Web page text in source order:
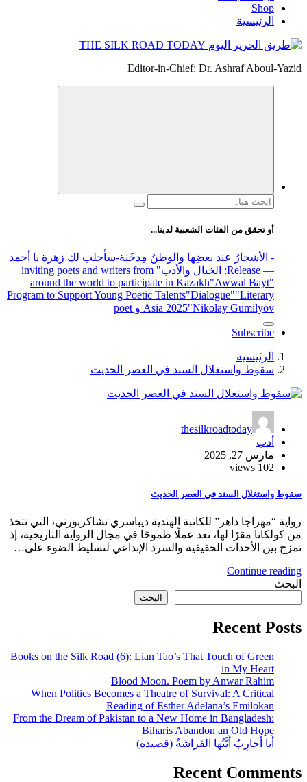
Shop
الرئيسية
Editor-in-Chief: Dr. Ashraf Aboul-Yazid
البحث
أو تحقق من الفئات الشعبية لدينا...
- الأشجارُ عند بعضِها والوطنُ مِدخَنة-سأجلب لك زهرة يا أحمد
— Release
: الخيال والأدب
" inviting poets and writers from
around the world to participate in Kazakh"Awwal Bayt"
Program to Support Young Poetic Talents"Dialogue""Literary
Asia 2025"Nikolay Gumilyov و poet
Subscribe
الرئيسية
سقوط واستغلال السند في العصر الحديث
thesilkroadtoday
أدب
مارس 27, 2025
102 views
سقوط واستغلال السند في العصر الحديث
رواية “مهراجا داهر” للكاتبة الهندية ديباسري تشاكربورتي، التي تتخذ
من كولكاتا مقرًا لها، تعد عملًا طموحًا في مجال الرواية التاريخية، إذ
تمزج بين الأحداث الحقيقية والسرد الإبداعي لتسليط الضوء على…
Continue reading
البحث
البحث
Recent Posts
Books on the Silk Road (6): Lian Tao’s That Touch of Green
in My Heart
Blood Moon. Poem by Anwar Rahim
When Politics Becomes a Theatre of Survival: A Critical
Reading of Esther Adelana’s Emilokan
From the Dream of Pakistan to a New Home in Bangladesh:
Biharis Abandon an Old Hope
أَنا أُحارِبُ أَيَّتُها الفَراشَةُ (قصيدة)
Recent Comments